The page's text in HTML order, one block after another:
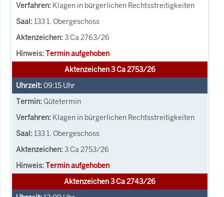
Klagen in bürgerlichen Rechtsstreitigkeiten
133 1. Obergeschoss
3 Ca 2763/26
Termin aufgehoben
Aktenzeichen 3 Ca 2753/26
09:15 Uhr
Gütetermin
Klagen in bürgerlichen Rechtsstreitigkeiten
133 1. Obergeschoss
3 Ca 2753/26
Termin aufgehoben
Aktenzeichen 3 Ca 2743/26